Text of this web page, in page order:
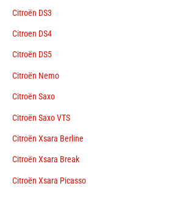
Citroën DS3
Citroen DS4
Citroën DS5
Citroën Nemo
Citroën Saxo
Citroën Saxo VTS
Citroën Xsara Berline
Citroën Xsara Break
Citroën Xsara Picasso